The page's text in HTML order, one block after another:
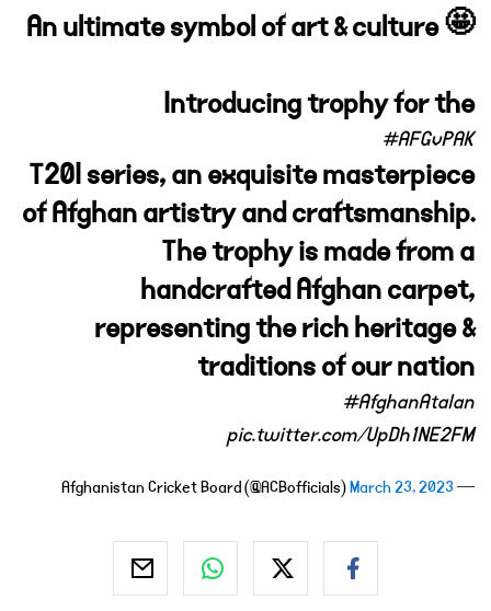
An ultimate symbol of art & culture 🤩
Introducing trophy for the
#AFGvPAK
T20I series, an exquisite masterpiece
of Afghan artistry and craftsmanship.
The trophy is made from a
handcrafted Afghan carpet,
representing the rich heritage &
traditions of our nation
#AfghanAtalan
pic.twitter.com/UpDh1NE2FM
— Afghanistan Cricket Board (@ACBofficials)
March 23, 2023